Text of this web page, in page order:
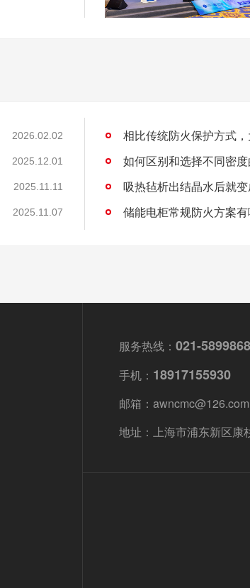
2026.02.02
2025.12.01
2025.11.11
2025.11.07
相比传统防火保护方式
如何区别和选择不同密度
吸热毡析出结晶水后就
储能电柜常规防火方案有
服务热线： 021-
手机： 18917155930
邮箱：awncmc@126.com
地址：上海市浦东新区康